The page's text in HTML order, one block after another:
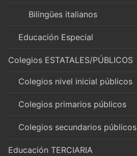
Bilingües italianos
Educación Especial
Colegios ESTATALES/PÚBLICOS
Colegios nivel inicial públicos
Colegios primarios públicos
Colegios secundarios públicos
Educación TERCIARIA